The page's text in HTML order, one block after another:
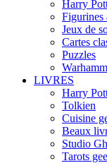
Harry
Figurines
Jeux de
Cartes
Puzzles
LIVRES
Harry
Tolkien
Cuisine
Beaux
Studio
Tarots